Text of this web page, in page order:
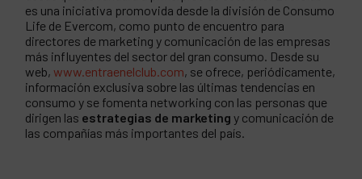
es una iniciativa promovida desde la división de Consumo
Life de Evercom, como punto de encuentro para
directores de marketing y comunicación de las empresas
más influyentes del sector del gran consumo. Desde su
web,www.entraenelclub.com, se ofrece, periódicamente,
información exclusiva sobre las últimas tendencias en
consumo y se fomenta networking con las personas que
dirigen las estrategias de marketing y comunicación de
las compañías más importantes del país.